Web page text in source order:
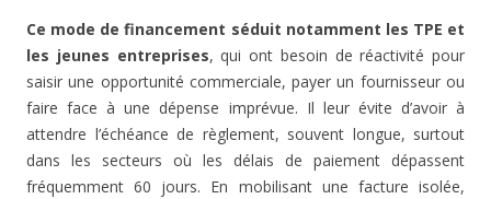
Ce mode de financement séduit notamment les TPE et
les jeunes entreprises, qui ont besoin de réactivité pour
saisir une opportunité commerciale, payer un fournisseur ou
faire face à une dépense imprévue. Il leur évite d’avoir à
attendre l’échéance de règlement, souvent longue, surtout
dans les secteurs où les délais de paiement dépassent
fréquemment 60 jours. En mobilisant une facture isolée,